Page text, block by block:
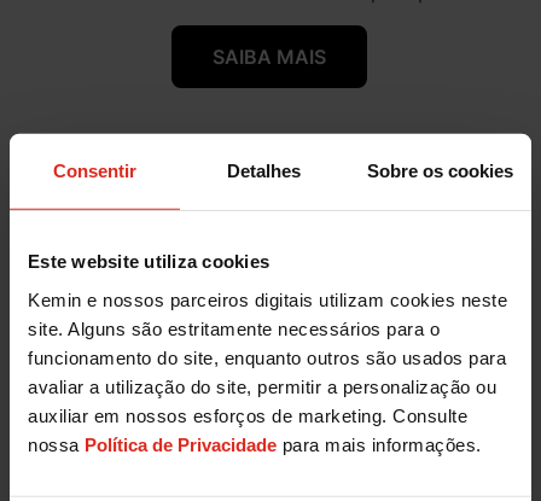
Consentir Detalhes Sobre os cookies
Este website utiliza cookies
Kemin e nossos parceiros digitais utilizam cookies neste
site. Alguns são estritamente necessários para o
funcionamento do site, enquanto outros são usados para
avaliar a utilização do site, permitir a personalização ou
auxiliar em nossos esforços de marketing. Consulte
nossa Política de Privacidade para mais informações.
SAIBA MAIS
Os produtos da linha PALIVATE™ oferecem sabor,
aroma e funcionalidades para alimentos úmidos e